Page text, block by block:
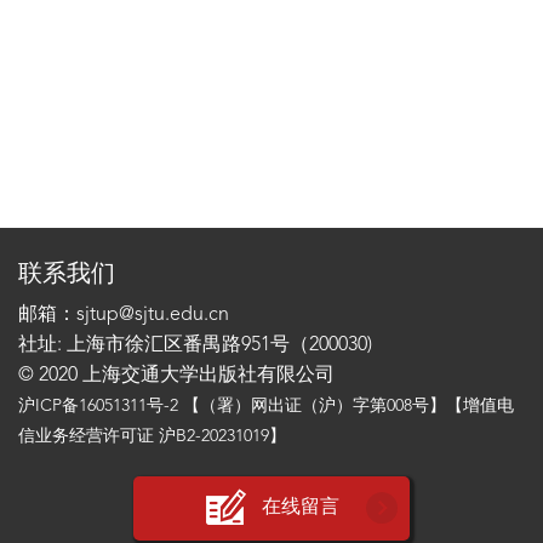
联系我们
邮箱：sjtup@sjtu.edu.cn
社址: 上海市徐汇区番禺路951号（200030)
© 2020 上海交通大学出版社有限公司
沪ICP备16051311号-2 【（署）网出证（沪）字第008号】【增值电
信业务经营许可证 沪B2-20231019】
在线留言